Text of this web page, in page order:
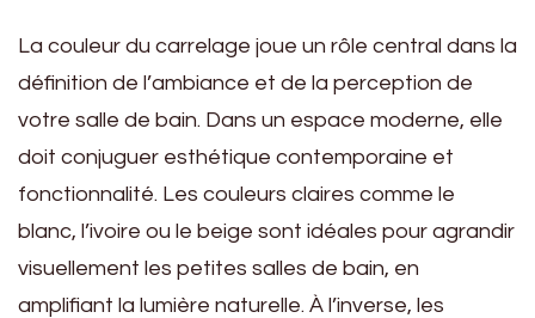
La couleur du carrelage joue un rôle central dans la
définition de l’ambiance et de la perception de
votre salle de bain. Dans un espace moderne, elle
doit conjuguer esthétique contemporaine et
fonctionnalité. Les couleurs claires comme le
blanc, l’ivoire ou le beige sont idéales pour agrandir
visuellement les petites salles de bain, en
amplifiant la lumière naturelle. À l’inverse, les